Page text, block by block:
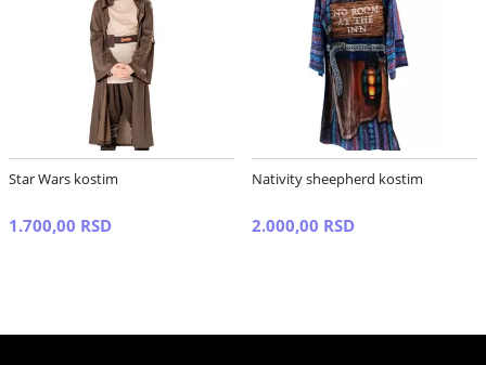
Star Wars kostim
1.700,00 RSD
Nativity sheepherd kostim
2.000,00 RSD